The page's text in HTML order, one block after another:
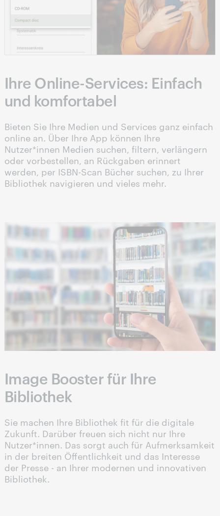
Ihre Online-Services: Einfach
und komfortabel
Bieten Sie Ihre Medien und Services ganz einfach
online an. Über Ihre App können Ihre
Nutzer*innen Medien suchen, filtern, verlängern
oder vorbestellen, an Rückgaben erinnert
werden, per ISBN-Scan Bücher suchen, zu Ihrer
Bibliothek navigieren und vieles mehr.
Image Booster für Ihre
Bibliothek
Sie machen Ihre Bibliothek fit für die digitale
Zukunft. Darüber freuen sich nicht nur Ihre
Nutzer*innen. Das sorgt auch für Aufmerksamkeit
in der breiten Öffentlichkeit und das Interesse
der Presse - an Ihrer modernen und innovativen
Bibliothek.